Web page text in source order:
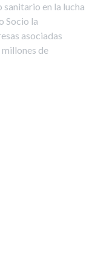
en la lucha
Socio la
asociadas
millones de